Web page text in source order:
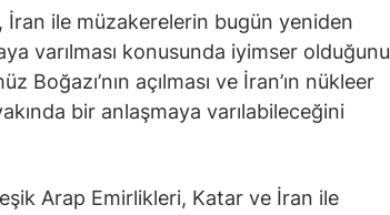
İran ile müzakerelerin bugün yeniden
varılması konusunda iyimser olduğunu
Boğazı’nın açılması ve İran’ın nükleer
bir anlaşmaya varılabileceğini
Arap Emirlikleri, Katar ve İran ile